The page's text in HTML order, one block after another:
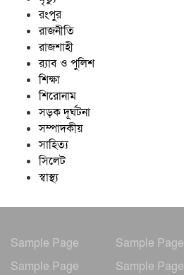
রংপুর
রাজনীতি
রাজশাহী
র‍্যাব ও পুলিশ
শিক্ষা
শিরোনাম
সড়ক দূর্ঘটনা
সম্পাদকীয়
সাহিত্য
সিলেট
স্বাস্থ্য
Sample Page Sample Page
Sample Page
Sample Page